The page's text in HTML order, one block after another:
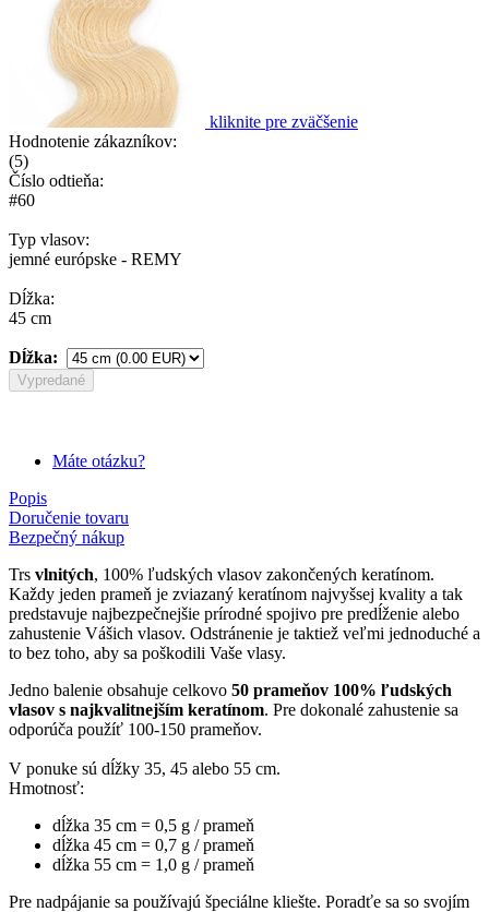
kliknite pre zväčšenie
Hodnotenie zákazníkov:
(5)
Číslo odtieňa:
#60
Typ vlasov:
jemné európske - REMY
Dĺžka:
45 cm
Dĺžka:
Vypredané
Máte otázku?
Popis
Doručenie tovaru
Bezpečný nákup
Trs vlnitých, 100% ľudských vlasov zakončených keratínom.
Každy jeden prameň je zviazaný keratínom najvyšsej kvality a tak
predstavuje najbezpečnejšie prírodné spojivo pre predĺženie alebo
zahustenie Vášich vlasov. Odstránenie je taktiež veľmi jednoduché a
to bez toho, aby sa poškodili Vaše vlasy.
Jedno balenie obsahuje celkovo 50 prameňov 100% ľudských
vlasov s najkvalitnejším keratínom. Pre dokonalé zahustenie sa
odporúča použíť 100-150 prameňov.
V ponuke sú dĺžky 35, 45 alebo 55 cm.
Hmotnosť:
dĺžka 35 cm = 0,5 g / prameň
dĺžka 45 cm = 0,7 g / prameň
dĺžka 55 cm = 1,0 g / prameň
Pre nadpájanie sa používajú špeciálne kliešte. Poradťe sa so svojím